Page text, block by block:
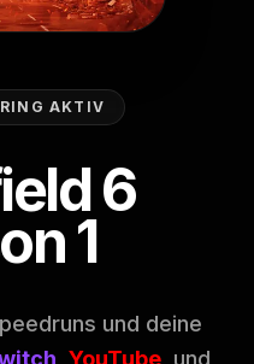
AKTIV
6
1
und deine
YouTube , und